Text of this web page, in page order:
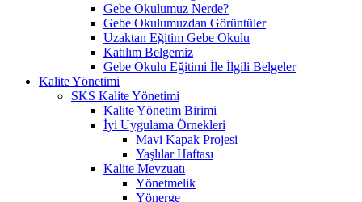
Gebe Okulumuz Nerde?
Gebe Okulumuzdan Görüntüler
Uzaktan Eğitim Gebe Okulu
Katılım Belgemiz
Gebe Okulu Eğitimi İle İlgili Belgeler
Kalite Yönetimi
SKS Kalite Yönetimi
Kalite Yönetim Birimi
İyi Uygulama Örnekleri
Mavi Kapak Projesi
Yaşlılar Haftası
Kalite Mevzuatı
Yönetmelik
Yönerge